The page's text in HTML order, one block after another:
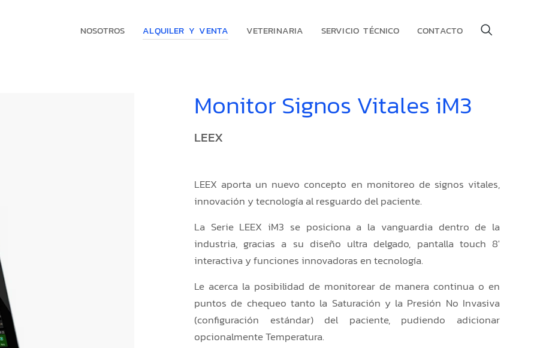
NOSOTROS ALQUILER Y VENTA VETERINARIA SERVICIO TÉCNICO CONTACTO
Monitor Signos Vitales iM3
LEEX
LEEX aporta un nuevo concepto en monitoreo de signos vitales,
innovación y tecnología al resguardo del paciente.
La Serie LEEX iM3 se posiciona a la vanguardia dentro de la
industria, gracias a su diseño ultra delgado, pantalla touch 8′
interactiva y funciones innovadoras en tecnología.
Le acerca la posibilidad de monitorear de manera continua o en
puntos de chequeo tanto la Saturación y la Presión No Invasiva
(configuración estándar) del paciente, pudiendo adicionar
opcionalmente Temperatura.